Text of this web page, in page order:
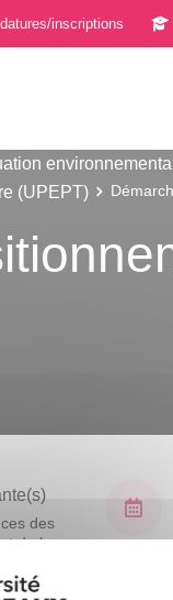
inscriptions
(UPEPT)
des
de la